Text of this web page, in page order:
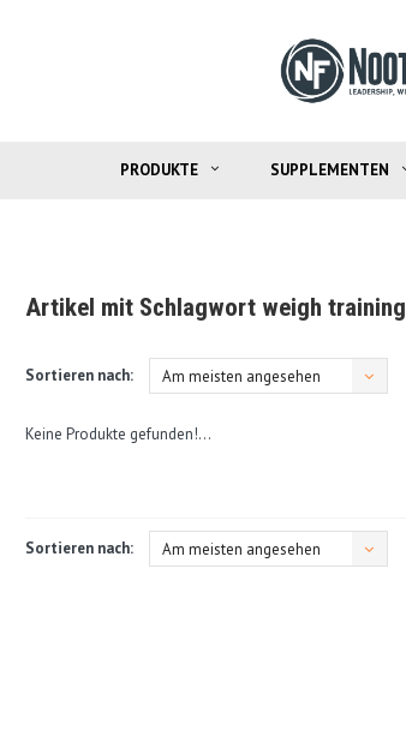
PRODUKTE SUPPLEMENTEN
Artikel mit Schlagwort weigh training
Sortieren nach: Am meisten angesehen
Keine Produkte gefunden!...
Sortieren nach: Am meisten angesehen